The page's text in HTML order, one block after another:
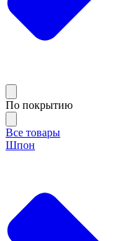
По покрытию
Все товары
Шпон